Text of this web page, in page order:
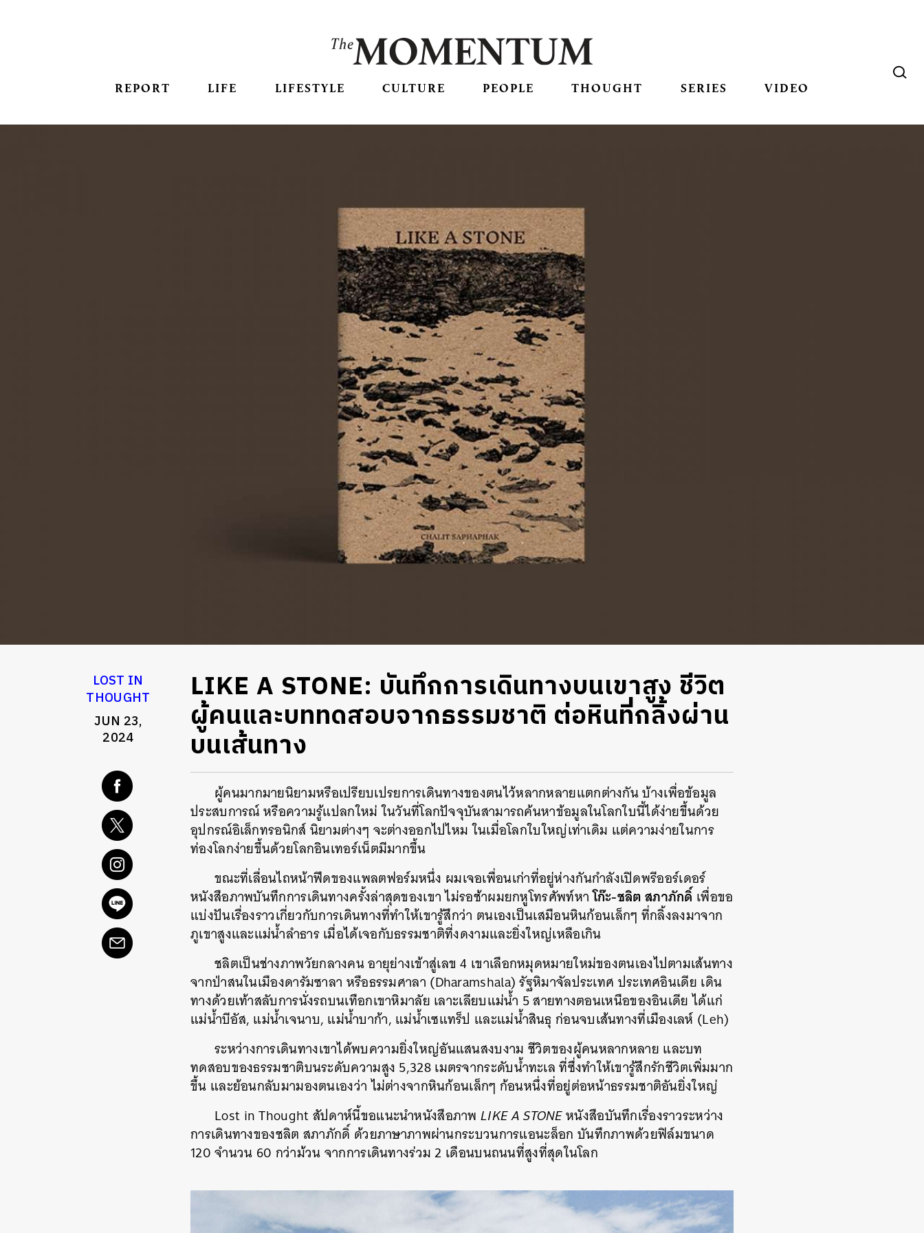
REPORT LIFE LIFESTYLE CULTURE PEOPLE THOUGHT SERIES VIDEO
LOST IN
THOUGHT
JUN 23,
2024
LIKE A STONE: บันทึกการเดินทางบนเขาสูง ชีวิต
ผู้คนและบททดสอบจากธรรมชาติ ต่อหินที่กลิ้งผ่าน
บนเส้นทาง
ผู้คนมากมายนิยามหรือเปรียบเปรยการเดินทางของตนไว้หลากหลายแตกต่างกัน บ้างเพื่อข้อมูล
ประสบการณ์ หรือความรู้แปลกใหม่ ในวันที่โลกปัจจุบันสามารถค้นหาข้อมูลในโลกใบนี้ได้ง่ายขึ้นด้วย
อุปกรณ์อิเล็กทรอนิกส์ นิยามต่างๆ จะต่างออกไปไหม ในเมื่อโลกใบใหญ่เท่าเดิม แต่ความง่ายในการ
ท่องโลกง่ายขึ้นด้วยโลกอินเทอร์เน็ตมีมากขึ้น
ขณะที่เลื่อนไถหน้าฟีดของแพลตฟอร์มหนึ่ง ผมเจอเพื่อนเก่าที่อยู่ห่างกันกำลังเปิดพรีออร์เดอร์
หนังสือภาพบันทึกการเดินทางครั้งล่าสุดของเขา ไม่รอช้าผมยกหูโทรศัพท์หาโก๊ะ-ชลิต สภาภักดิ์ เพื่อขอ
แบ่งปันเรื่องราวเกี่ยวกับการเดินทางที่ทำให้เขารู้สึกว่า ตนเองเป็นเสมือนหินก้อนเล็กๆ ที่กลิ้งลงมาจาก
ภูเขาสูงและแม่น้ำลำธาร เมื่อได้เจอกับธรรมชาติที่งดงามและยิ่งใหญ่เหลือเกิน
ชลิตเป็นช่างภาพวัยกลางคน อายุย่างเข้าสู่เลข 4 เขาเลือกหมุดหมายใหม่ของตนเองไปตามเส้นทาง
จากป่าสนในเมืองดารัมซาลา หรือธรรมศาลา (Dharamshala)รัฐหิมาจัลประเทศ ประเทศอินเดีย เดิน
ทางด้วยเท้าสลับการนั่งรถบนเทือกเขาหิมาลัย เลาะเลียบแม่น้ำ 5 สายทางตอนเหนือของอินเดีย ได้แก่
แม่น้ำบีอัส, แม่น้ำเจนาบ, แม่น้ำบาก้า, แม่น้ำเซแทร็ป และแม่น้ำสินธุ ก่อนจบเส้นทางที่เมืองเลห์ (Leh)
ระหว่างการเดินทางเขาได้พบความยิ่งใหญ่อันแสนสงบงาม ชีวิตของผู้คนหลากหลาย และบท
ทดสอบของธรรมชาติบนระดับความสูง 5,328 เมตรจากระดับน้ำทะเล ที่ซึ่งทำให้เขารู้สึกรักชีวิตเพิ่มมาก
ขึ้น และย้อนกลับมามองตนเองว่า ไม่ต่างจากหินก้อนเล็กๆ ก้อนหนึ่งที่อยู่ต่อหน้าธรรมชาติอันยิ่งใหญ่
Lost in Thought สัปดาห์นี้ขอแนะนำหนังสือภาพLIKE A STONEหนังสือบันทึกเรื่องราวระหว่าง
การเดินทางของชลิต สภาภักดิ์ ด้วยภาษาภาพผ่านกระบวนการแอนะล็อก บันทึกภาพด้วยฟิล์มขนาด
120 จำนวน 60 กว่าม้วน จากการเดินทางร่วม 2 เดือนบนถนนที่สูงที่สุดในโลก